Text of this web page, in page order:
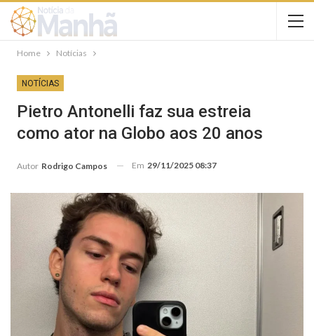
Home Notícias
NOTÍCIAS
Pietro Antonelli faz sua estreia
como ator na Globo aos 20 anos
Autor Rodrigo Campos Em 29/11/2025 08:37